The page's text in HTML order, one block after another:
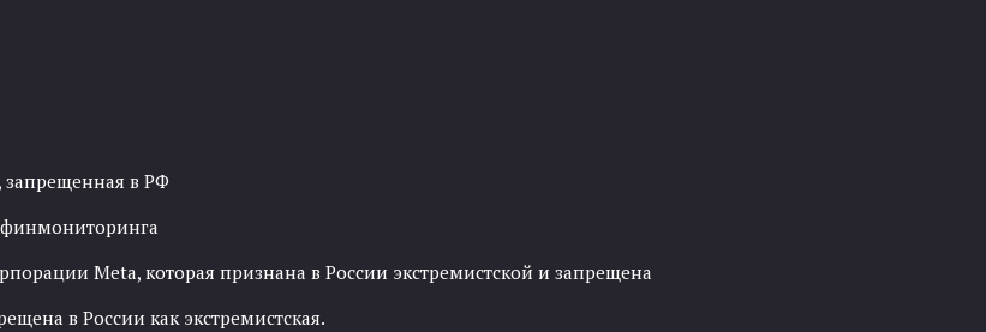
запрещенная в РФ
Meta, которая признана в России экстремистской и запрещена
в России как экстремистская.